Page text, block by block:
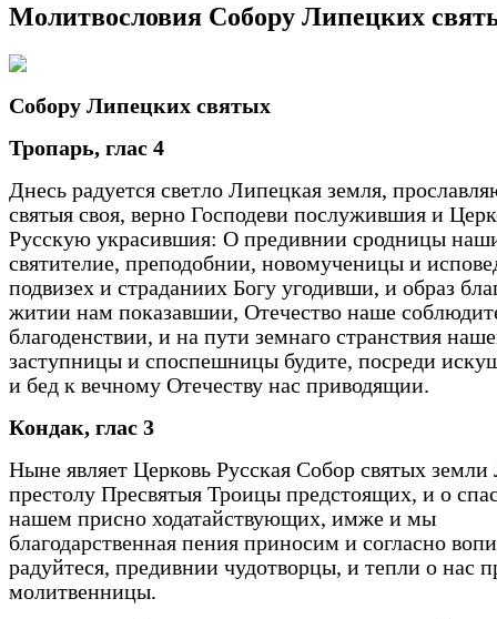
Молитвословия Собору Липецких
Собору Липецких святых
Тропарь, глас 4
Днесь радуется светло Липецкая земля,
святыя своя, верно Господеви послужившия и
Русскую украсившия: О предивнии сродницы
святителие, преподобнии, новомученицы и
подвизех и страданиих Богу угодивши, и образ
житии нам показавшии, Отечество наше
благоденствии, и на пути земнаго странствия
заступницы и споспешницы будите, посреди
и бед к вечному Отечеству нас приводящии.
Кондак, глас 3
Ныне являет Церковь Русская Собор святых
престолу Пресвятыя Троицы предстоящих, и о
нашем присно ходатайствующих, имже и мы
благодарственная пения приносим и согласно
радуйтеся, предивнии чудотворцы, и тепли о нас
молитвенницы.